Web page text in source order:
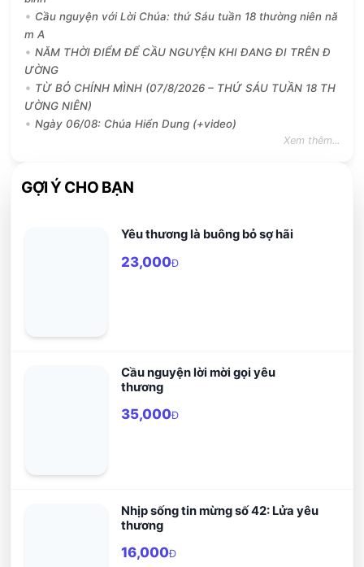
Cầu nguyện với Lời Chúa: thứ Sáu tuần 18 thường niên nă
m A
NĂM THỜI ĐIỂM ĐỂ CẦU NGUYỆN KHI ĐANG ĐI TRÊN Đ
ƯỜNG
TỪ BỎ CHÍNH MÌNH (07/8/2026 – THỨ SÁU TUẦN 18 TH
ƯỜNG NIÊN)
Ngày 06/08: Chúa Hiển Dung (+video)
Xem thêm...
GỢI Ý CHO BẠN
Yêu thương là buông bỏ sợ hãi
23,000Đ
Cầu nguyện lời mời gọi yêu
thương
35,000Đ
Nhịp sống tin mừng số 42: Lửa yêu
thương
16,000Đ